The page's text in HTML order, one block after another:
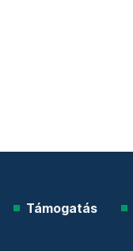
Támogatás